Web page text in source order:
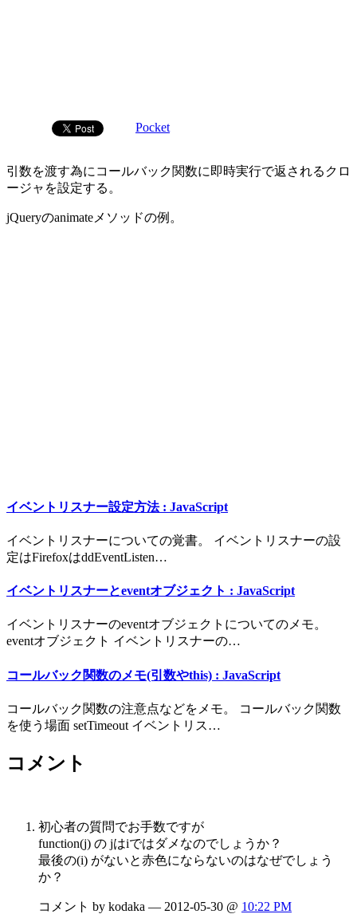
Pocket
引数を渡す為にコールバック関数に即時実行で返されるクロ
ージャを設定する。
jQueryのanimateメソッドの例。
イベントリスナー設定方法 : JavaScript
イベントリスナーについての覚書。 イベントリスナーの設
定はFirefoxはddEventListen…
イベントリスナーとeventオブジェクト : JavaScript
イベントリスナーのeventオブジェクトについてのメモ。
eventオブジェクト イベントリスナーの…
コールバック関数のメモ(引数やthis) : JavaScript
コールバック関数の注意点などをメモ。 コールバック関数
を使う場面 setTimeout イベントリス…
コメント
初心者の質問でお手数ですが
function(j) の jはiではダメなのでしょうか？
最後の(i) がないと赤色にならないのはなぜでしょう
か？
コメント by kodaka — 2012-05-30 @ 10:22 PM